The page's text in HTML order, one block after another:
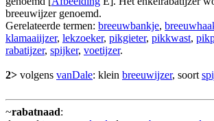
breeuwijzer genoemd.
Gerelateerde termen: breeuwbankje,
klamaaiijzer, lekzoeker, pikgieter, pikkwast,
rabatijzer, spijker, voetijzer.
2> volgens vanDale: klein breeuwijzer, soort
~rabatnaad: